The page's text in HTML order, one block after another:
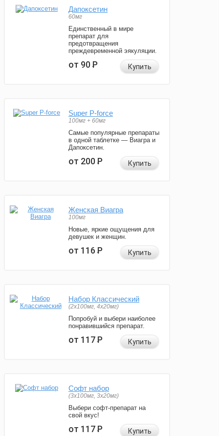
Дапоксетин
60мг
Единственный в мире
препарат для
предотвращения
преждевременной эякуляции.
от 90Р Купить
Super P-force
100мг + 60мг
Самые популярные препараты
в одной таблетке — Виагра и
Дапоксетин.
от 200Р Купить
Женская Виагра
100мг
Новые, яркие ощущения для
девушек и женщин.
от 116Р Купить
Набор Классический
(2x100мг, 4x20мг)
Попробуй и выбери наиболее
понравившийся препарат.
от 117Р Купить
Софт набор
(3x100мг, 3x20мг)
Выбери софт-препарат на
свой вкус!
от 117Р Купить